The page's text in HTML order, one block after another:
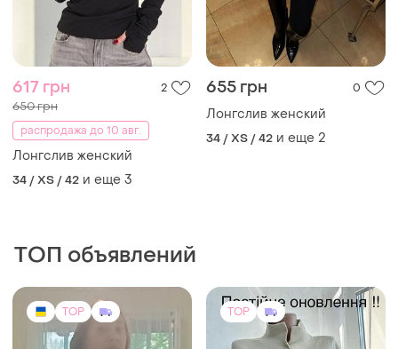
617 грн 2
650 грн
распродажа до 10 авг.
Лонгслив женский
34 / XS / 42 и еще 3
655 грн 0
Лонгслив женский
34 / XS / 42 и еще 2
ТОП объявлений
TOP TOP